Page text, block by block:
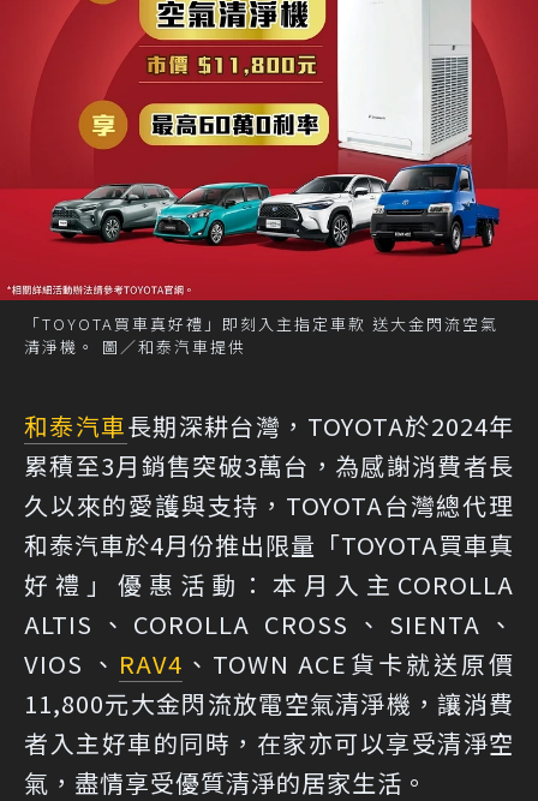
「TOYOTA買車真好禮」即刻入主指定車款 送大金閃流空氣
清淨機。 圖／和泰汽車提供
和泰汽車長期深耕台灣，TOYOTA於2024年
累積至3月銷售突破3萬台，為感謝消費者長
久以來的愛護與支持，TOYOTA台灣總代理
和泰汽車於4月份推出限量「TOYOTA買車真
好禮」優惠活動：本月入主COROLLA
ALTIS、COROLLA CROSS、SIENTA、
VIOS 、 RAV4 、TOWN ACE貨卡就送原價
11,800元大金閃流放電空氣清淨機，讓消費
者入主好車的同時，在家亦可以享受清淨空
氣，盡情享受優質清淨的居家生活。